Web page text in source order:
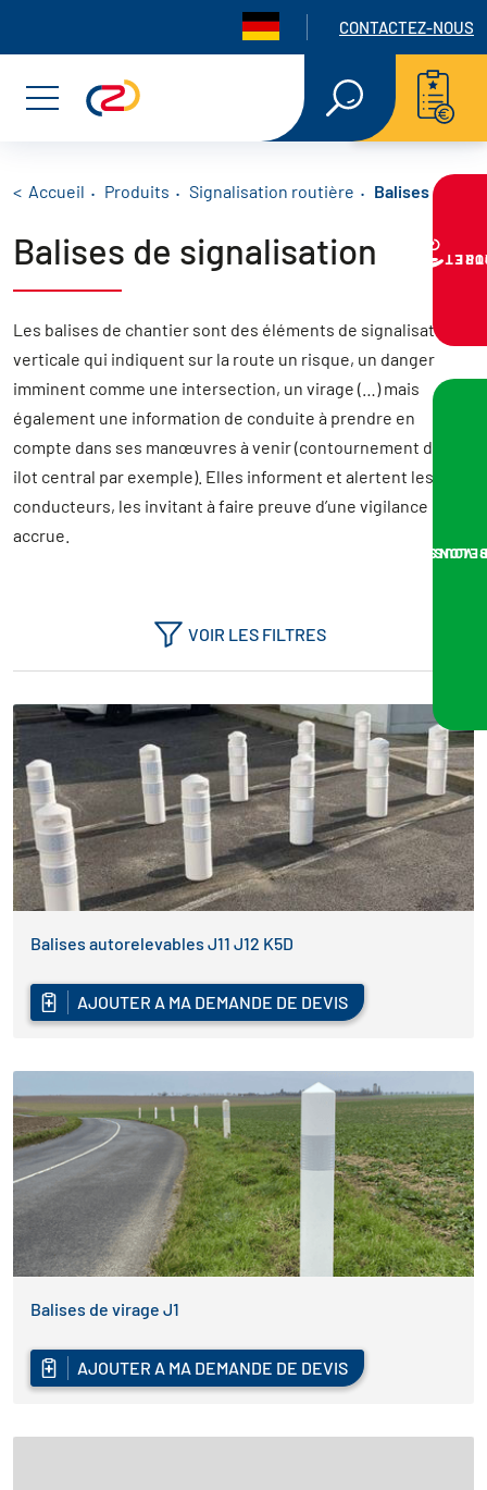
au
au
principal
au
de
page
Navigation
CONTACTEZ-NOUS
Menu
TEXTE
Fil d'Ariane
Accueil Produits Signalisation routière Balises de
Balises de signalisation
Les balises de chantier sont des éléments de signalisation
verticale qui indiquent sur la route un risque, un danger
imminent comme une intersection, un virage (…) mais
également une information de conduite à prendre en
compte dans ses manœuvres à venir (contournement d’un
ilot central par exemple). Elles informent et alertent les
conducteurs, les invitant à faire preuve d’une vigilance
accrue.
VOIR LES FILTRES
Balises de signalisation
Balises de virage
Balises de virage J4
Balises de contournement d’îlot central J5
Balises J11, J12 ou J10
Balises autorelevables J11 J12 K5D
AJOUTER A MA DEMANDE DE DEVIS
Balises de virage J1
AJOUTER A MA DEMANDE DE DEVIS
VOTRE
NOUS VOUS
Panneau de gestion des cookies